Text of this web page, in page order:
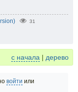
31
с начала | дерево
войти или